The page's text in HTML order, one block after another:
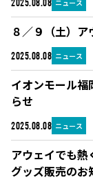
2025.08.08 ニュース
2025.08.08 ニュース
８／９（土）
2025.08.08 ニュース
イオンモール福
らせ
アウェイでも
グッズ販売のお